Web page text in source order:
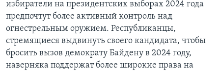
избиратели на президентских выборах 2024 года
предпочтут более активный контроль над
огнестрельным оружием. Республиканцы,
стремящиеся выдвинуть своего кандидата, чтобы
бросить вызов демократу Байдену в 2024 году,
наверняка поддержат более широкие права на